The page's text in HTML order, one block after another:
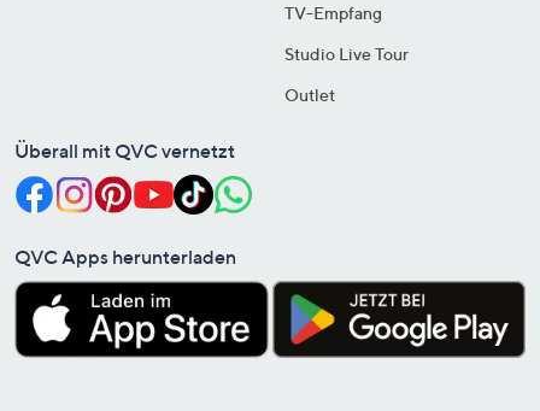
TV-Empfang
Studio Live Tour
Outlet
Überall mit QVC vernetzt
QVC Apps herunterladen